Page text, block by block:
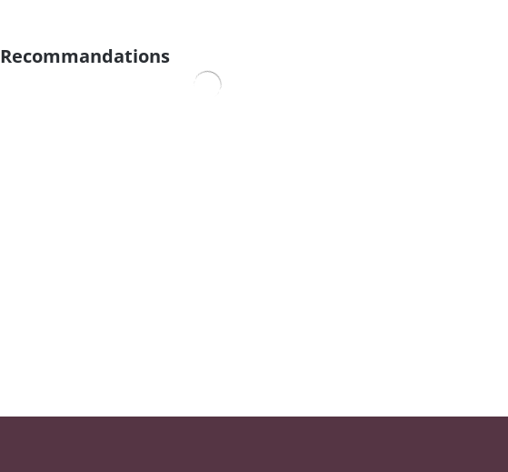
Recommandations